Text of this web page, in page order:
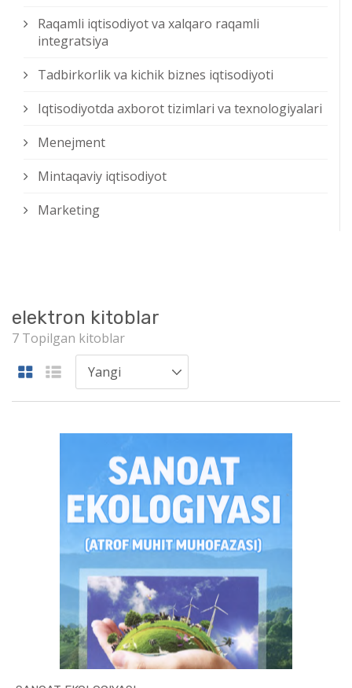
Raqamli iqtisodiyot va xalqaro raqamli
integratsiya
Tadbirkorlik va kichik biznes iqtisodiyoti
Iqtisodiyotda axborot tizimlari va texnologiyalari
Menejment
Mintaqaviy iqtisodiyot
Marketing
elektron kitoblar
7 Topilgan kitoblar